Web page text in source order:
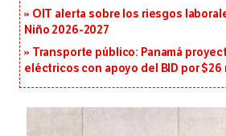
OIT alerta sobre los riesgos
Niño 2026-2027
Transporte público: Panamá
eléctricos con apoyo del BID por $26